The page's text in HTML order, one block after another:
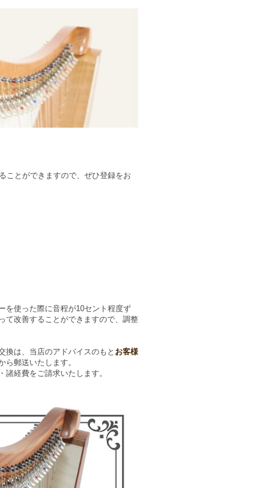
ことができますので、ぜひ登録をお
を使った際に音程が10セント程度ず
て改善することができますので、調整
換は、当店のアドバイスのもと お客様
郵送いたします。
経費をご請求いたします。